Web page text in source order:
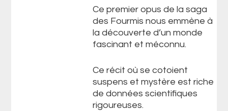
Ce premier opus de la saga
des Fourmis nous emmène à
la découverte d’un monde
fascinant et méconnu.
Ce récit où se cotoient
suspens et mystère est riche
de données scientifiques
rigoureuses.